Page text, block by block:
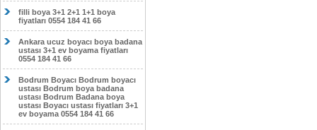
filli boya 3+1 2+1 1+1 boya
fiyatları 0554 184 41 66
Ankara ucuz boyacı boya badana
ustası 3+1 ev boyama fiyatları
0554 184 41 66
Bodrum Boyacı Bodrum boyacı
ustası Bodrum boya badana
ustası Bodrum Badana boya
ustası Boyacı ustası fiyatları 3+1
ev boyama 0554 184 41 66